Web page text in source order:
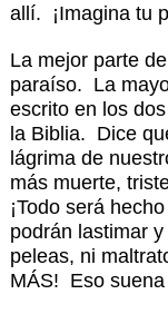
allí. ¡Imagina tu
La mejor parte
paraíso. La
escrito en los
la Biblia. Dice
lágrima de
más muerte,
¡Todo será
podrán lastimar
peleas, ni
MÁS! Eso suena